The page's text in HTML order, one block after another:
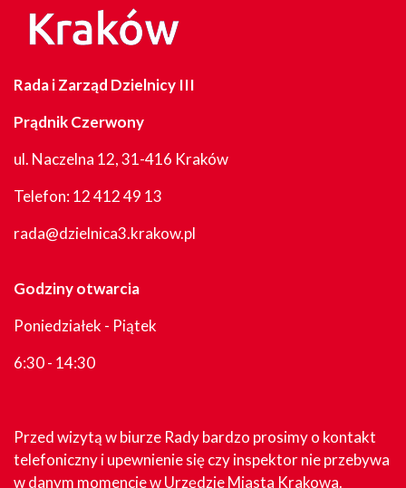
Rada i Zarząd Dzielnicy III
Prądnik Czerwony
ul. Naczelna 12, 31-416 Kraków
Telefon:12 412 49 13
rada@dzielnica3.krakow.pl
Godziny otwarcia
Poniedziałek - Piątek
6:30 - 14:30
Przed wizytą w biurze Rady bardzo prosimy o kontakt
telefoniczny i upewnienie się czy inspektor nie przebywa
w danym momencie w Urzędzie Miasta Krakowa.